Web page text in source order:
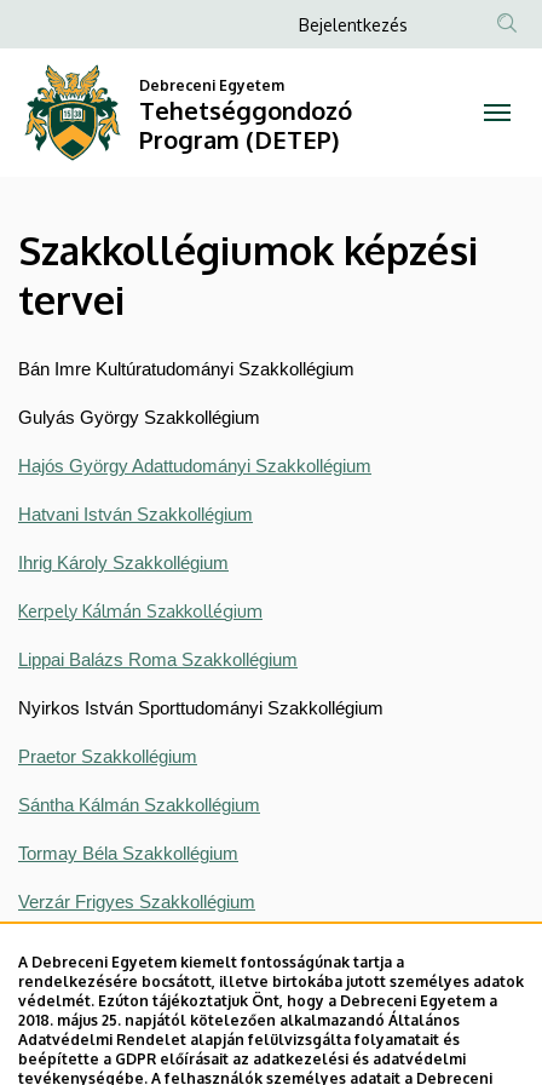
Szakkollégiumok
képzési
tervei
Tehetséggondozó
Program
(DETEP)
a
tartalomra
Anonim
fiók
menüje
Bejelentkezés
Debreceni Egyetem
Tehetséggondozó
Program (DETEP)
Szakkollégiumok képzési
tervei
Bán Imre Kultúratudományi Szakkollégium
Gulyás György Szakkollégium
Hajós György Adattudományi Szakkollégium
Hatvani István Szakkollégium
Ihrig Károly Szakkollégium
Kerpely Kálmán Szakkollégium
Lippai Balázs Roma Szakkollégium
Nyirkos István Sporttudományi Szakkollégium
Praetor Szakkollégium
Sántha Kálmán Szakkollégium
Tormay Béla Szakkollégium
Verzár Frigyes Szakkollégium
2026. 05. 20. 11:33
A Debreceni Egyetem kiemelt fontosságúnak tartja a
rendelkezésére bocsátott, illetve birtokába jutott személyes adatok
védelmét. Ezúton tájékoztatjuk Önt, hogy a Debreceni Egyetem a
2018. május 25. napjától kötelezően alkalmazandó Általános
Adatvédelmi Rendelet alapján felülvizsgálta folyamatait és
beépítette a GDPR előírásait az adatkezelési és adatvédelmi
tevékenységébe. A felhasználók személyes adatait a Debreceni